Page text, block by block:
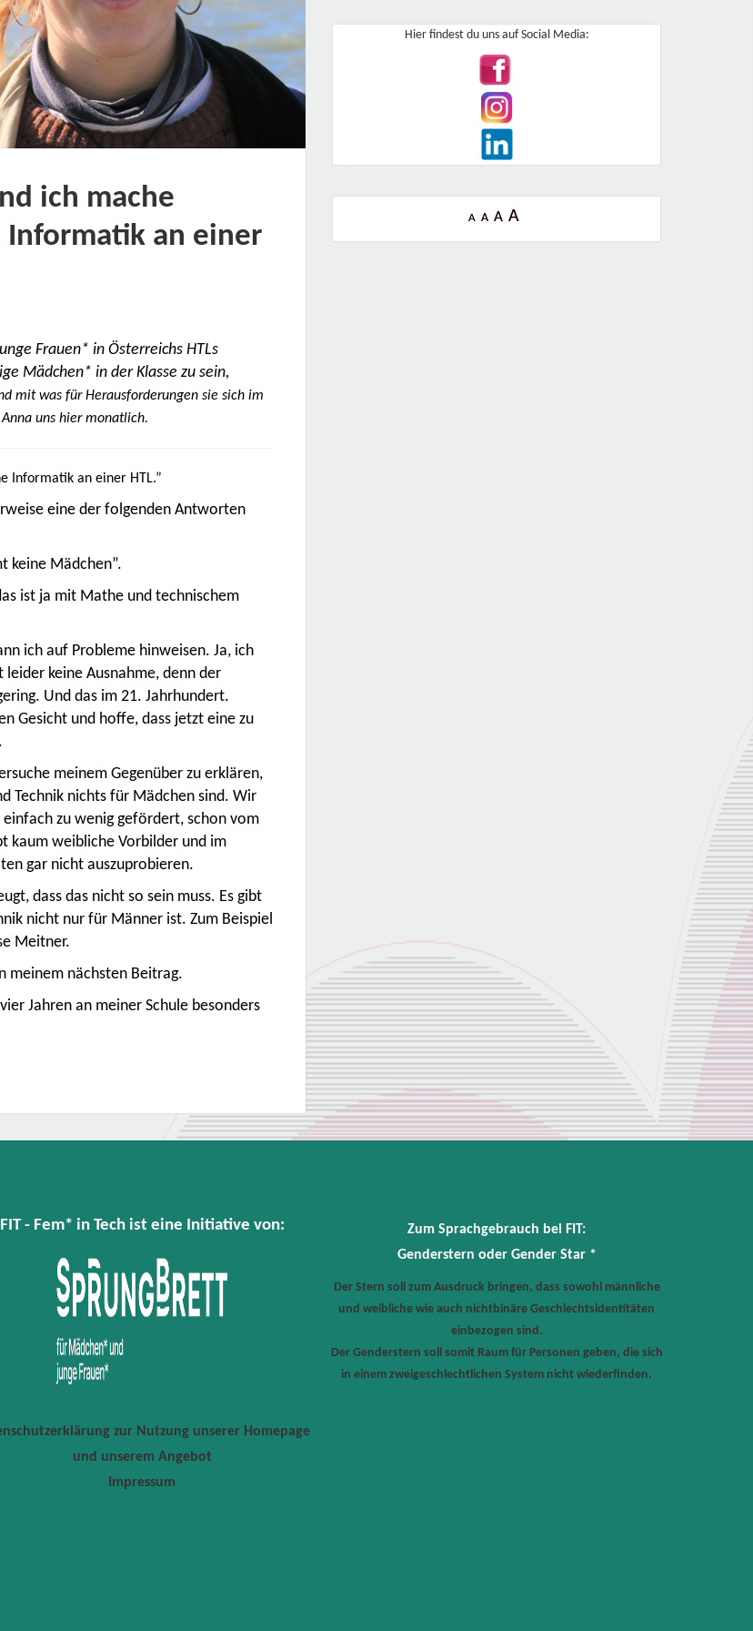
ich mache
an einer
Frauen* in Österreichs HTLs
Mädchen* in der Klasse zu sein,
mit was für Herausforderungen sie sich im
uns hier monatlich.
Informatik an einer HTL.”
eine der folgenden Antworten
keine Mädchen”.
ist ja mit Mathe und technischem
ich auf Probleme hinweisen. Ja, ich
leider keine Ausnahme, denn der
Und das im 21. Jahrhundert.
Gesicht und hoffe, dass jetzt eine zu
meinem Gegenüber zu erklären,
Technik nichts für Mädchen sind. Wir
zu wenig gefördert, schon vom
kaum weibliche Vorbilder und im
gar nicht auszuprobieren.
dass das nicht so sein muss. Es gibt
nicht nur für Männer ist. Zum Beispiel
Meitner.
meinem nächsten Beitrag.
Jahren an meiner Schule besonders
Hier findest du uns auf Social Media:
A A A A
FIT - Fem* in Tech ist eine Initiative von:
zur Nutzung unserer Homepage
und unserem Angebot
Impressum
Zum Sprachgebrauch bei FIT:
Genderstern oder Gender Star *
Der Stern soll zum Ausdruck bringen, dass sowohl männliche
und weibliche wie auch nichtbinäre Geschlechtsidentitäten
einbezogen sind.
Der Genderstern soll somit Raum für Personen geben, die sich
in einem zweigeschlechtlichen System nicht wiederfinden.